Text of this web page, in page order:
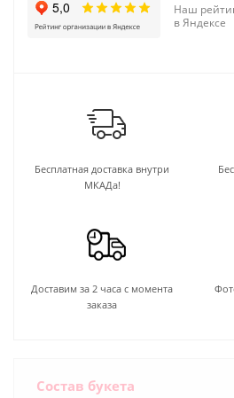
Наш
в Яндексе
Бесплатная доставка внутри
МКАДа!
Доставим за 2 часа с момента
заказа
Состав букета